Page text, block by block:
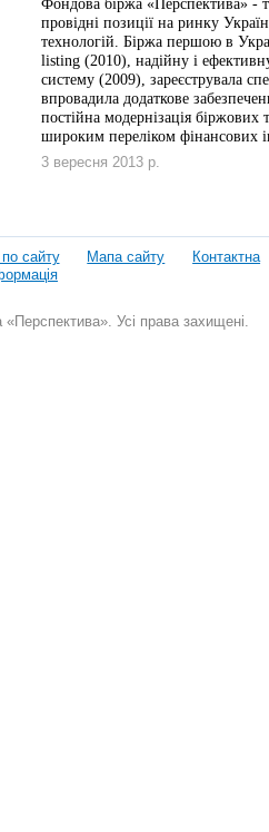
Фондова біржа «Перспектива» -
провідні позиції на ринку
технологій. Біржа першою в
listing (2010), надійну і
систему (2009), зареєструвала
впровадила додаткове
постійна модернізація біржових
широким переліком фінансових
3 вересня 2013 р.
сайту Мапа сайту
Контактна
Усі права захищені.